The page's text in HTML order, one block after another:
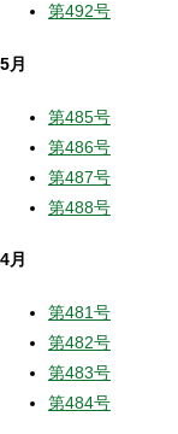
第492号
5月
第485号
第486号
第487号
第488号
4月
第481号
第482号
第483号
第484号